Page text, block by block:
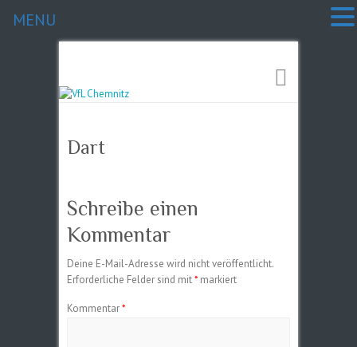
Dart
Schreibe einen
Kommentar
Deine E-Mail-Adresse wird nicht veröffentlicht.
Erforderliche Felder sind mit* markiert
Kommentar*
MENU